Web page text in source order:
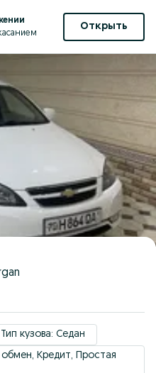
Открыть
Тип кузова: Седан
Кредит, Простая